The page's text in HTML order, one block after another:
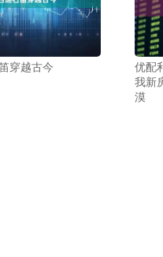
穿越古今
优配
我新
漠